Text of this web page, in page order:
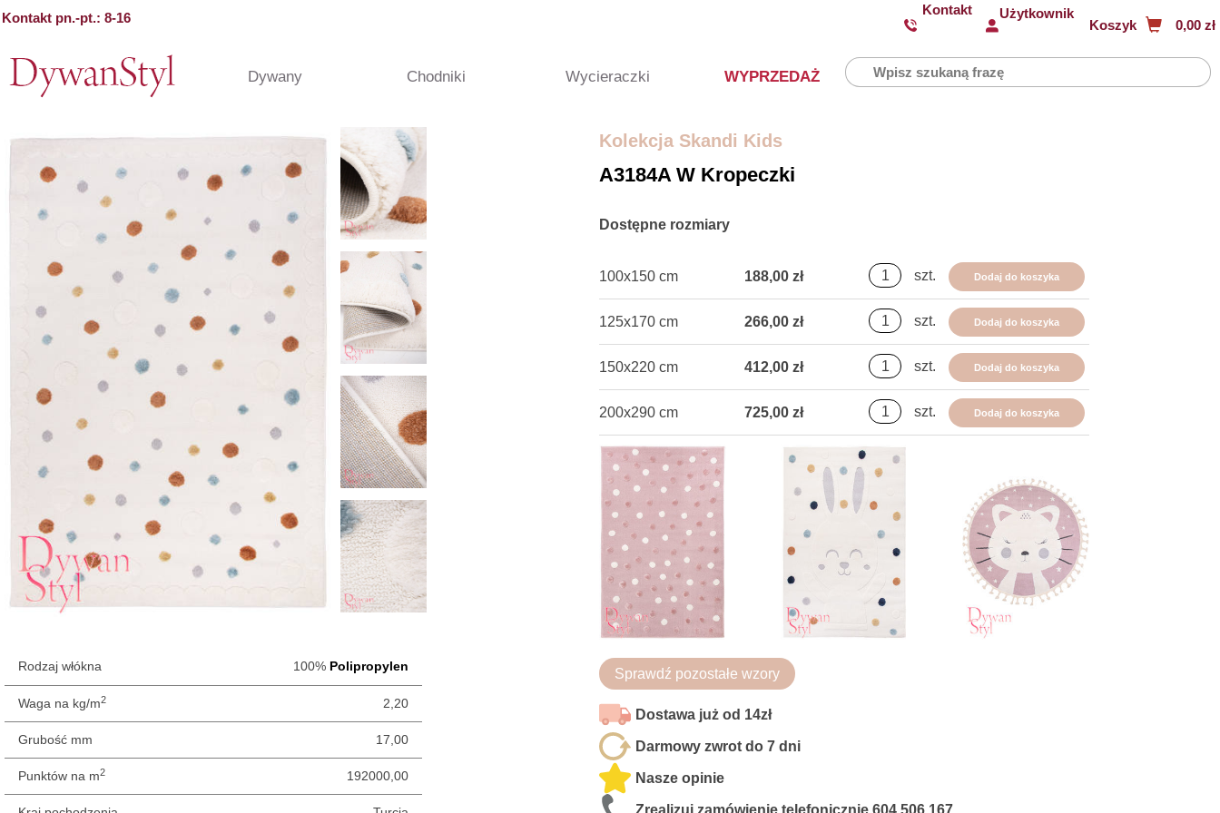
Kontakt pn.-pt.: 8-16
Kontakt Użytkownik
Koszyk 0,00 zł
Dywany Chodniki Wycieraczki WYPRZEDAŻ
Rodzaj włókna 100% Polipropylen
Waga na kg/m2 2,20
Grubość mm 17,00
Punktów na m2 192000,00
Kolekcja Skandi Kids
A3184A W Kropeczki
Dostępne rozmiary
100x150 cm 188,00 zł szt. Dodaj do koszyka
125x170 cm 266,00 zł szt. Dodaj do koszyka
150x220 cm 412,00 zł szt. Dodaj do koszyka
200x290 cm 725,00 zł szt. Dodaj do koszyka
Sprawdź pozostałe wzory
Dostawa już od 14zł
Darmowy zwrot do 7 dni
Nasze opinie
Zrealizuj zamówienie telefonicznie 604 506 167